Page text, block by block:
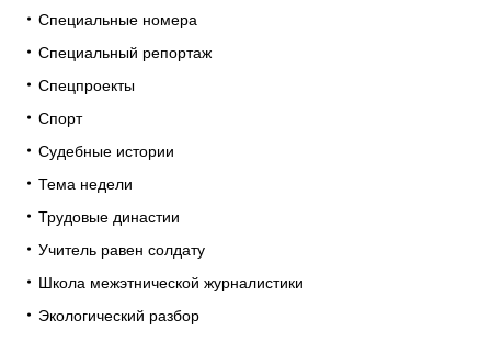
Специальные номера
Специальный репортаж
Спецпроекты
Спорт
Судебные истории
Тема недели
Трудовые династии
Учитель равен солдату
Школа межэтнической журналистики
Экологический разбор